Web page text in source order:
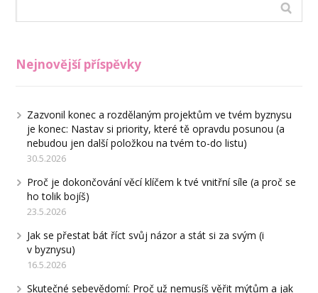
Nejnovější příspěvky
Zazvonil konec a rozdělaným projektům ve tvém byznysu
je konec: Nastav si priority, které tě opravdu posunou (a
nebudou jen další položkou na tvém to-do listu)
30.5.2026
Proč je dokončování věcí klíčem k tvé vnitřní síle (a proč se
ho tolik bojíš)
23.5.2026
Jak se přestat bát říct svůj názor a stát si za svým (i
v byznysu)
16.5.2026
Skutečné sebevědomí: Proč už nemusíš věřit mýtům a jak